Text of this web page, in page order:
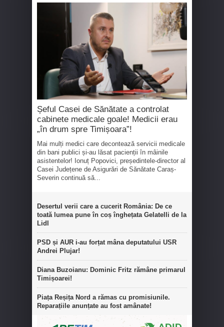
Șeful Casei de Sănătate a controlat
cabinete medicale goale! Medicii erau
„în drum spre Timișoara”!
Mai mulți medici care decontează servicii medicale
din bani publici și-au lăsat pacienții în mâinile
asistentelor! Ionuț Popovici, președintele-director al
Casei Județene de Asigurări de Sănătate Caraș-
Severin continuă să...
Desertul verii care a cucerit România: De ce
toată lumea pune în coș înghețata Gelatelli de la
Lidl
PSD și AUR i-au forțat mâna deputatului USR
Andrei Plujar!
Diana Buzoianu: Dominic Fritz rămâne primarul
Timișoarei!
Piața Reșița Nord a rămas cu promisiunile.
Reparațiile anunțate au fost amânate!